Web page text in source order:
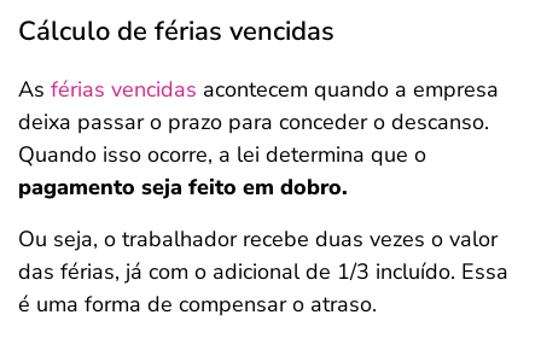
Cálculo de férias vencidas
As férias vencidas acontecem quando a empresa
deixa passar o prazo para conceder o descanso.
Quando isso ocorre, a lei determina que o
pagamento seja feito em dobro.
Ou seja, o trabalhador recebe duas vezes o valor
das férias, já com o adicional de 1/3 incluído. Essa
é uma forma de compensar o atraso.